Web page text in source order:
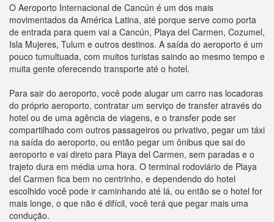
O Aeroporto Internacional de Cancún é um dos mais
movimentados da América Latina, até porque serve como porta
de entrada para quem vai a Cancún, Playa del Carmen, Cozumel,
Isla Mujeres, Tulum e outros destinos. A saída do aeroporto é um
pouco tumultuada, com muitos turistas saindo ao mesmo tempo e
muita gente oferecendo transporte até o hotel.
Para sair do aeroporto, você pode alugar um carro nas locadoras
do próprio aeroporto, contratar um serviço de transfer através do
hotel ou de uma agência de viagens, e o transfer pode ser
compartilhado com outros passageiros ou privativo, pegar um táxi
na saída do aeroporto, ou então pegar um ônibus que sai do
aeroporto e vai direto para Playa del Carmen, sem paradas e o
trajeto dura em média uma hora. O terminal rodoviário de Playa
del Carmen fica bem no centrinho, e dependendo do hotel
escolhido você pode ir caminhando até lá, ou então se o hotel for
mais longe, o que não é difícil, você terá que pegar mais uma
condução.